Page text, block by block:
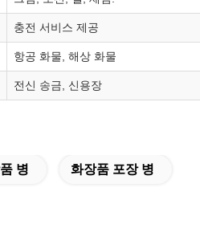
충전 서비스 제공
항공 화물, 해상 화물
전신 송금, 신용장
병 화장품 포장 병